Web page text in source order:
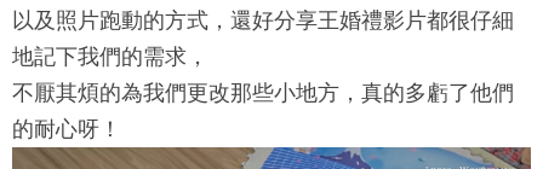
以及照片跑動的方式，還好分享王婚禮影片都很仔細
地記下我們的需求，
不厭其煩的為我們更改那些小地方，真的多虧了他們
的耐心呀！